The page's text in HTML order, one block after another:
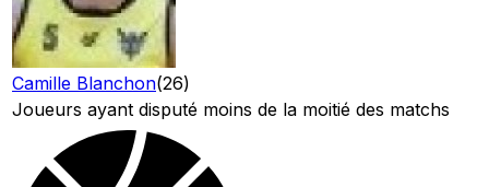
Camille Blanchon(26)
Joueurs ayant disputé moins de la moitié des matchs